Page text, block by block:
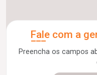
Fale com a
Preencha os campos